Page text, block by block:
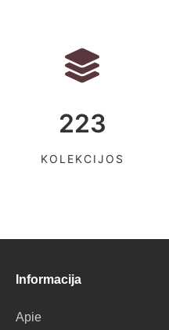
223
KOLEKCIJOS
Informacija
Apie